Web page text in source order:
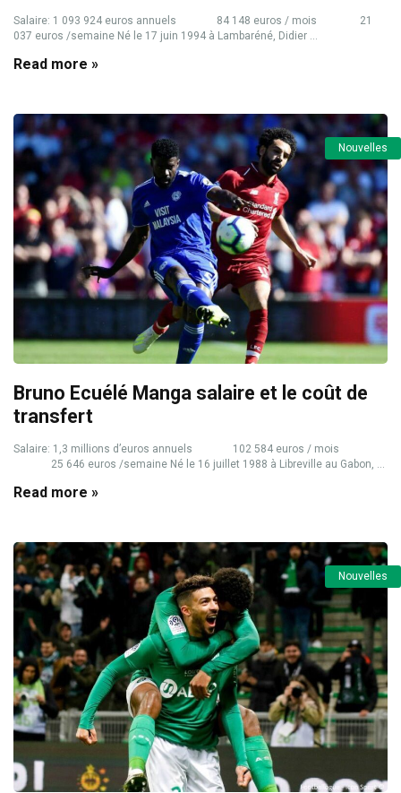
Salaire: 1 093 924 euros annuels 84 148 euros / mois 21
037 euros /semaine Né le 17 juin 1994 à Lambaréné, Didier ...
Read more »
Nouvelles
Bruno Ecuélé Manga salaire et le coût de
transfert
Salaire: 1,3 millions d’euros annuels 102 584 euros / mois
25 646 euros /semaine Né le 16 juillet 1988 à Libreville au Gabon, ...
Read more »
Nouvelles